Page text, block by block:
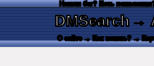
Нашли баг? Есть
DMSearch→
О сайте → Как искать? →